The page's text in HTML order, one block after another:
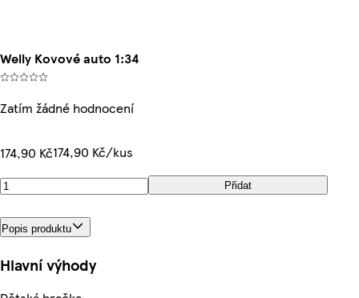
Welly Kovové auto 1:34
Zatím žádné hodnocení
174,90 Kč174,90 Kč/kus
Přidat
Popis produktu
Hlavní výhody